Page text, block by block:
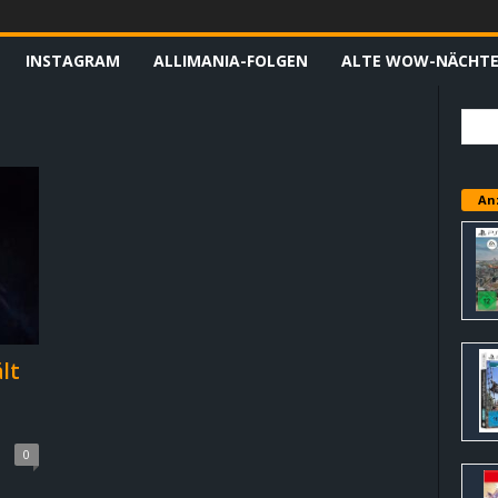
INSTAGRAM ALLIMANIA-FOLGEN ALTE WOW-NÄCHTE
0